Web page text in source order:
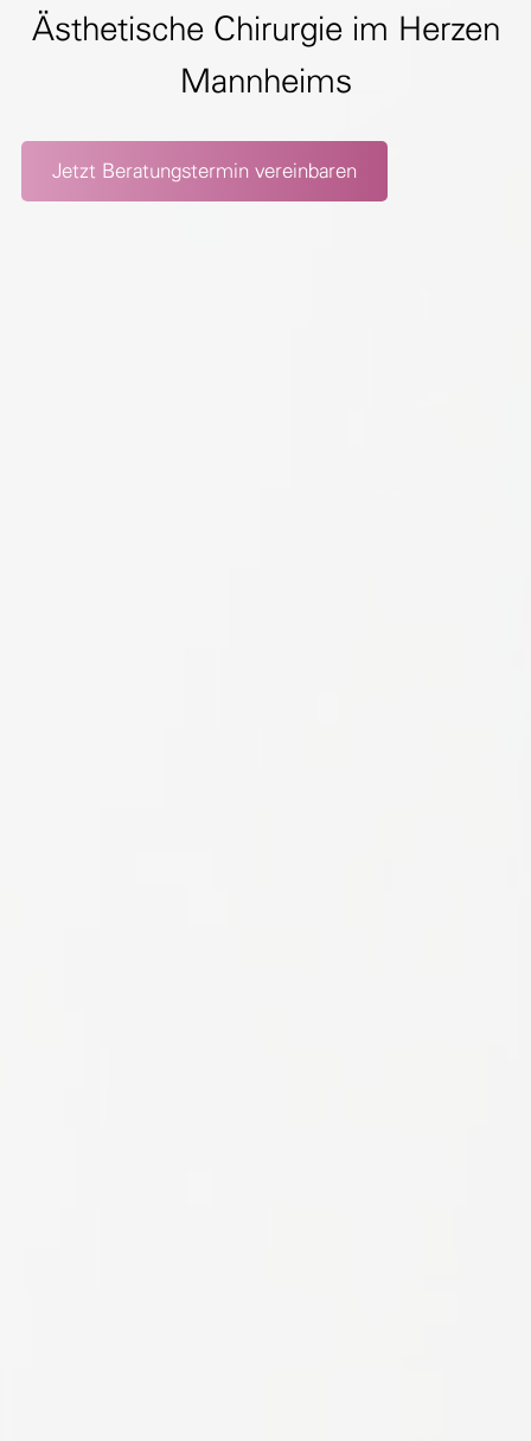
Ästhetische Chirurgie im Herzen
Mannheims
Jetzt Beratungstermin vereinbaren